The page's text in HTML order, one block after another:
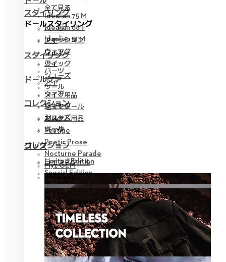
全て見る
ドールスタイリング
ファッション
ウィッグ
アイ
ドールケア
メイク用品
組立てツール
カスタム用品
バッグ
グッズ
ライフスタイル
Idealian 75 M
Idealian 68 F
Idealian 51 M
スタイリング
パーツ
アイ
ウェア
ウィッグ
シューズ
ツール
コレクション
Limited Edition
Special Edition
スタイリング
パーツ
アイ
ウェア
ウィッグ
シューズ
ツール
コレクション
Alter
Vestige
Poetic Prose
Nocturne Parade
Myz GEM
Timeless